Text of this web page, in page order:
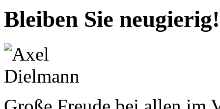
Bleiben Sie neugierig!